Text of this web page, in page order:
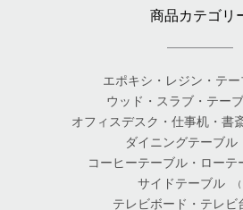
商品カテゴリ
エポキシ・レジン・テ
ウッド・スラブ・テー
オフィスデスク・仕事机・書
ダイニングテーブル
コーヒーテーブル・ローテ
サイドテーブル
テレビボード・テレビ